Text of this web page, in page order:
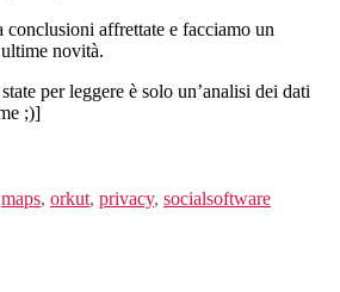
conclusioni affrettate e facciamo un
novità.
per leggere è solo un’analisi dei dati
;)]
maps, orkut, privacy, socialsoftware